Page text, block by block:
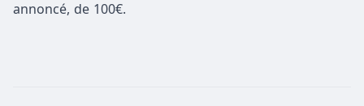
annoncé, de 100€.